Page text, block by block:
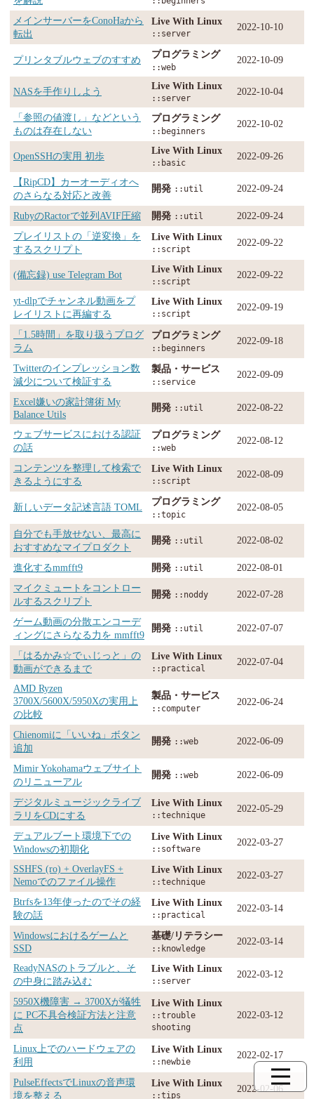
メインサーバーをConoHaから
転出
Live With Linux
::server
2022-10-10
プリンタブルウェブのすすめ プログラミング
::web
2022-10-09
NASを手作りしよう Live With Linux
::server
2022-10-04
「参照の値渡し」などという
ものは存在しない
プログラミング
::beginners
2022-10-02
OpenSSHの実用 初歩 Live With Linux
::basic
2022-09-26
【RipCD】カーオーディオへ
のさらなる対応と改善
開発 ::util 2022-09-24
RubyのRactorで並列AVIF圧縮 開発 ::util
2022-09-24
プレイリストの「逆変換」を
するスクリプト
Live With Linux
::script
2022-09-22
(備忘録) use Telegram Bot Live With Linux
::script
2022-09-22
yt-dlpでチャンネル動画をプ
レイリストに再編する
Live With Linux
::script
2022-09-19
「1.5時間」を取り扱うプログ
ラム
プログラミング
::beginners
2022-09-18
Twitterのインプレッション数
減少について検証する
製品・サービス
::service
2022-09-09
Excel嫌いの家計簿術 My
Balance Utils
開発 ::util 2022-08-22
ウェブサービスにおける認証
の話
プログラミング
::web
2022-08-12
コンテンツを整理して検索で
きるようにする
Live With Linux
::script
2022-08-09
新しいデータ記述言語 TOML プログラミング
::topic
2022-08-05
自分でも手放せない、最高に
おすすめなマイプロダクト
開発 ::util 2022-08-02
進化するmmfft9 開発 ::util
2022-08-01
マイクミュートをコントロー
ルするスクリプト
開発 ::noddy 2022-07-28
ゲーム動画の分散エンコーデ
ィングにさらなる力を mmfft9
開発 ::util 2022-07-07
「はるかみ☆でぃじっと」の
動画ができるまで
Live With Linux
::practical
2022-07-04
AMD Ryzen
3700X/5600X/5950Xの実用上
の比較
製品・サービス
::computer
2022-06-24
Chienomiに「いいね」ボタン
追加
開発 ::web 2022-06-09
Mimir Yokohamaウェブサイト
のリニューアル
開発 ::web 2022-06-09
デジタルミュージックライブ
ラリをCDにする
Live With Linux
::technique
2022-05-29
デュアルブート環境下での
Windowsの初期化
Live With Linux
::software
2022-03-27
SSHFS (ro) + OverlayFS +
Nemoでのファイル操作
Live With Linux
::technique
2022-03-27
Btrfsを13年使ったのでその経
験の話
Live With Linux
::practical
2022-03-14
Windowsにおけるゲームと
SSD
基礎/リテラシー
::knowledge
2022-03-14
ReadyNASのトラブルと、そ
の中身に踏み込む
Live With Linux
::server
2022-03-12
5950X機障害 → 3700Xが犠牲
に PC不具合検証方法と注意
点
Live With Linux
::trouble
shooting
2022-03-12
Linux上でのハードウェアの
利用
Live With Linux
::newbie
2022-02-17
PulseEffectsでLinuxの音声環
境を整える
Live With Linux
::tips
2022-02-06